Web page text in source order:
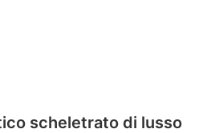
scheletrato di lusso